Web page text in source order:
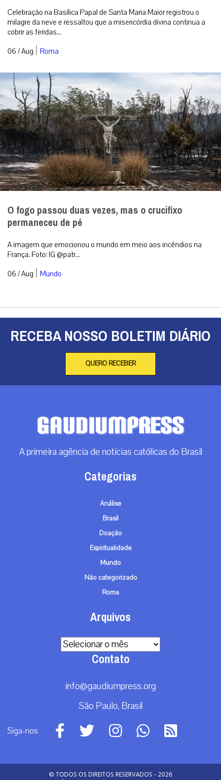
Celebração na Basílica Papal de Santa Maria Maior registrou o
milagre da neve e ressaltou que a misericórdia divina continua a
cobrir as feridas...
06 / Aug | Roma
O fogo passou duas vezes, mas o crucifixo
permaneceu de pé
A imagem que emocionou o mundo em meio aos incêndios na
França. Foto: IG @patr...
06 / Aug | Mundo
RECEBA NOSSO BOLETIM DIÁRIO
QUERO RECEBER
A primeira agência de notícias católicas do Brasil
Categorias
Análise
Brasil
Doação
Espiritualidade
Mundo
Não categorizado
Roma
Arquivos
Arquivos
Contato
info@gaudiumpress.org
São Paulo, Brasil
Siga-nos
© TODOS OS DIREITOS RESERVADOS - 2026